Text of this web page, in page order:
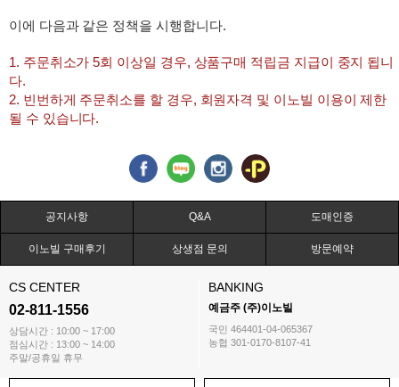
이에 다음과 같은 정책을 시행합니다.
1. 주문취소가 5회 이상일 경우, 상품구매 적립금 지급이 중지 됩니
다.
2. 빈번하게 주문취소를 할 경우, 회원자격 및 이노빌 이용이 제한
될 수 있습니다.
공지사항 Q&A 도매인증
이노빌 구매후기 상생점 문의 방문예약
CS CENTER
02-811-1556
상담시간 : 10:00 ~ 17:00
점심시간 : 13:00 ~ 14:00
주말/공휴일 휴무
BANKING
예금주 (주)이노빌
국민 464401-04-065367
농협 301-0170-8107-41